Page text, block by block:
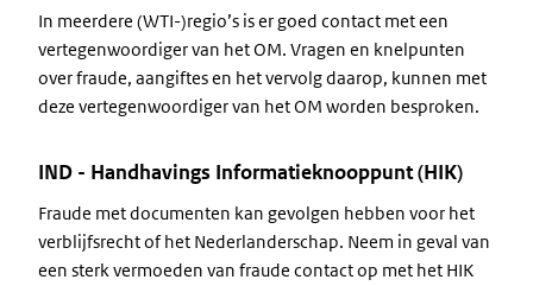
In meerdere (WTI-)regio’s is er goed contact met een
vertegenwoordiger van het OM. Vragen en knelpunten
over fraude, aangiftes en het vervolg daarop, kunnen met
deze vertegenwoordiger van het OM worden besproken.
IND - Handhavings Informatieknooppunt (HIK)
Fraude met documenten kan gevolgen hebben voor het
verblijfsrecht of het Nederlanderschap. Neem in geval van
een sterk vermoeden van fraude contact op met het HIK